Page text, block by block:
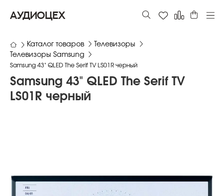
АУДИОЦЕХ
Каталог товаров
Телевизоры
Телевизоры Samsung
Samsung 43" QLED The Serif TV LS01R черный
Samsung 43" QLED The Serif TV
LS01R черный